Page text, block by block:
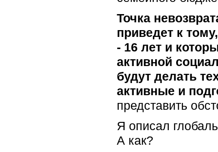
Точка
приведет к
- 16 лет и
активной
будут делать
активные и
представить
Я описал
А как?